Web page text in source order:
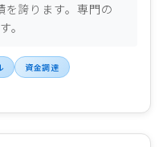
誇ります。専門の
。
資金調達